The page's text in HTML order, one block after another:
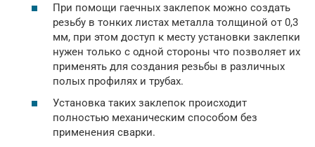
При помощи гаечных заклепок можно создать
резьбу в тонких листах металла толщиной от 0,3
мм, при этом доступ к месту установки заклепки
нужен только с одной стороны что позволяет их
применять для создания резьбы в различных
полых профилях и трубах.
Установка таких заклепок происходит
полностью механическим способом без
применения сварки.